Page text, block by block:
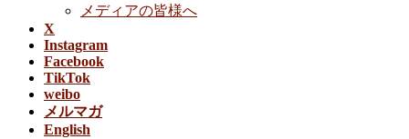
メディアの皆様へ
X
Instagram
Facebook
TikTok
weibo
メルマガ
English